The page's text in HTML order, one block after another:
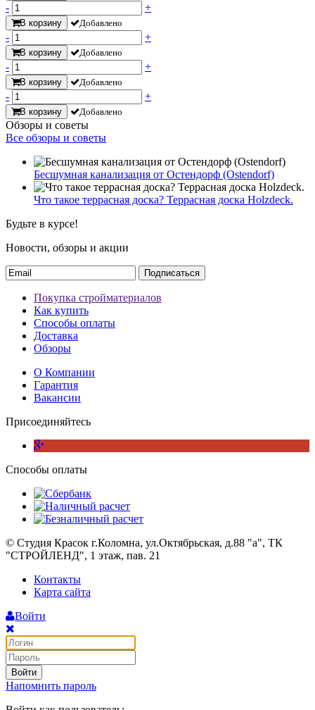
- +
В корзину Добавлено
- +
В корзину Добавлено
- +
В корзину Добавлено
- +
В корзину Добавлено
Обзоры и советы
Все обзоры и советы
Бесшумная канализация от Остендорф (Ostendorf)
Что такое террасная доска? Террасная доска Holzdeck.
Будьте в курсе!
Новости, обзоры и акции
Подписаться
Покупка стройматериалов
Как купить
Способы оплаты
Доставка
Обзоры
О Компании
Гарантия
Вакансии
Присоединяйтесь
Способы оплаты
© Студия Красок г.Коломна, ул.Октябрьская, д.88 "а", ТК
"СТРОЙЛЕНД", 1 этаж, пав. 21
Контакты
Карта сайта
Войти
Войти
Напомнить пароль